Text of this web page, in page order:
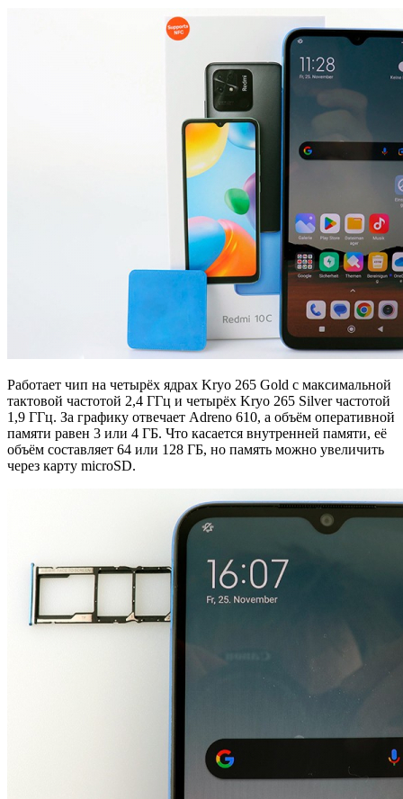
Работает чип на четырёх ядрах Kryo 265 Gold с максимальной
тактовой частотой 2,4 ГГц и четырёх Kryo 265 Silver частотой
1,9 ГГц. За графику отвечает Adreno 610, а объём оперативной
памяти равен 3 или 4 ГБ. Что касается внутренней памяти, её
объём составляет 64 или 128 ГБ, но память можно увеличить
через карту microSD.